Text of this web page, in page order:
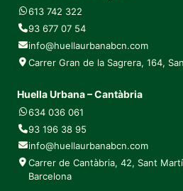
613 742 322
93 677 07 54
info@huellaurbanabcn.com
Carrer Gran de la Sagrera, 164,
Huella Urbana – Cantàbria
634 036 061
93 196 38 95
info@huellaurbanabcn.com
Carrer de Cantàbria, 42, Sant
Barcelona